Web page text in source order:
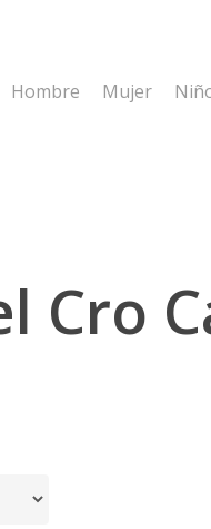
Hombre Mujer
Cro